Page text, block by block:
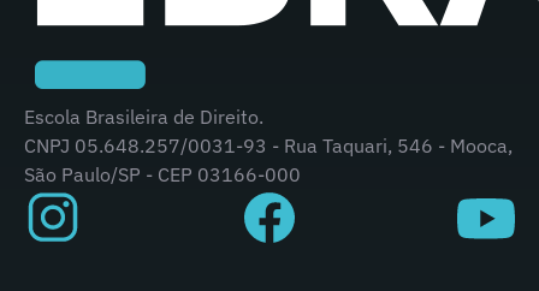
Escola Brasileira de Direito.
CNPJ 05.648.257/0031-93 - Rua Taquari, 546 - Mooca,
São Paulo/SP - CEP 03166-000